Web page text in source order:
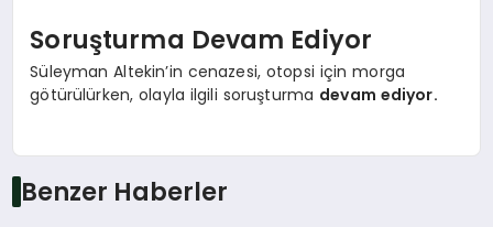
Soruşturma Devam Ediyor
Süleyman Altekin’in cenazesi, otopsi için morga
götürülürken, olayla ilgili soruşturma devam ediyor.
Benzer Haberler